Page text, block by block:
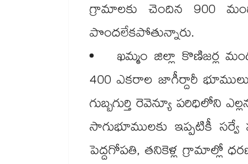
గ్రామాలకు చెందిన 900
పొందలేకపోతున్నారు.
ఖమ్మం జిల్లా కొణిజర్ల
400 ఎకరాల జాగీర్దారీ
గుబ్బగుర్తి రెవెన్యూ పరిధిలోని
సాగుభూములకు ఇప్పటికీ
పెద్దగోపతి, తనికెళ్ల గ్రామాల్లో